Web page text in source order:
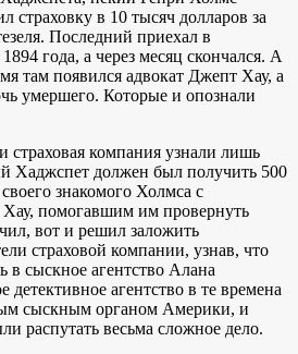
страховку в 10 тысяч долларов за
Последний приехал в
года, а через месяц скончался. А
там появился адвокат Джепт Хау, а
умершего. Которые и опознали
страховая компания узнали лишь
Хаджспет должен был получить 500
знакомого Холмса с
помогавшим им провернуть
вот и решил заложить
страховой компании, узнав, что
в сыскное агентство Алана
детективное агентство в те времена
сыскным органом Америки, и
распутать весьма сложное дело.